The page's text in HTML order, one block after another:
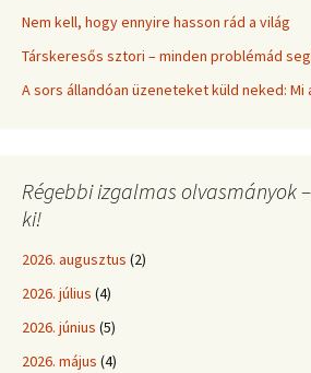
Nem kell, hogy ennyire hasson rád a világ
Társkeresős sztori – minden problémád
A sors állandóan üzeneteket küld neked: Mi
Régebbi izgalmas olvasmányok
ki!
2026. augusztus (2)
2026. július (4)
2026. június (5)
2026. május (4)